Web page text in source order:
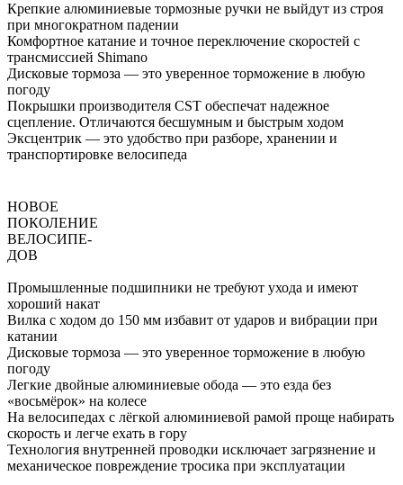
Крепкие алюминиевые тормозные ручки не выйдут из строя
при многократном падении
Комфортное катание и точное переключение скоростей с
трансмиссией Shimano
Дисковые тормоза — это уверенное торможение в любую
погоду
Покрышки производителя CST обеспечат надежное
сцепление. Отличаются бесшумным и быстрым ходом
Эксцентрик — это удобство при разборе, хранении и
транспортировке велосипеда
НОВОЕ
ПОКОЛЕНИЕ
ВЕЛОСИПЕ-
ДОВ
Промышленные подшипники не требуют ухода и имеют
хороший накат
Вилка с ходом до 150 мм избавит от ударов и вибрации при
катании
Дисковые тормоза — это уверенное торможение в любую
погоду
Легкие двойные алюминиевые обода — это езда без
«восьмёрок» на колесе
На велосипедах с лёгкой алюминиевой рамой проще набирать
скорость и легче ехать в гору
Технология внутренней проводки исключает загрязнение и
механическое повреждение тросика при эксплуатации